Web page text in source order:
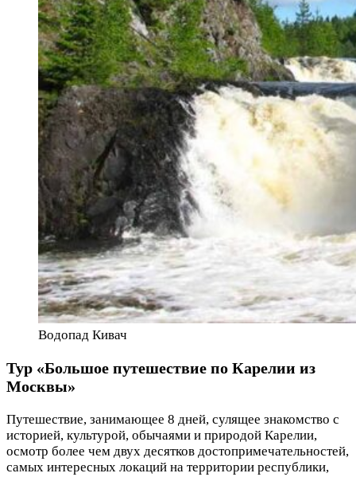
Водопад Кивач
Тур «Большое путешествие по Карелии из
Москвы»
Путешествие, занимающее 8 дней, сулящее знакомство с
историей, культурой, обычаями и природой Карелии,
осмотр более чем двух десятков достопримечательностей,
самых интересных локаций на территории республики,